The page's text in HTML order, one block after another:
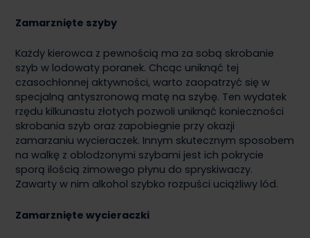
Zamarznięte szyby
Każdy kierowca z pewnością ma za sobą skrobanie
szyb w lodowaty poranek. Chcąc uniknąć tej
czasochłonnej aktywności, warto zaopatrzyć się w
specjalną antyszronową matę na szybę. Ten wydatek
rzędu kilkunastu złotych pozwoli uniknąć konieczności
skrobania szyb oraz zapobiegnie przy okazji
zamarzaniu wycieraczek. Innym skutecznym sposobem
na walkę z oblodzonymi szybami jest ich pokrycie
sporą ilością zimowego płynu do spryskiwaczy.
Zawarty w nim alkohol szybko rozpuści uciążliwy lód.
Zamarznięte wycieraczki